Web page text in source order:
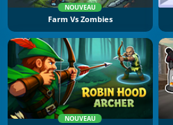
NOUVEAU
Farm Vs Zombies
NOUVEAU